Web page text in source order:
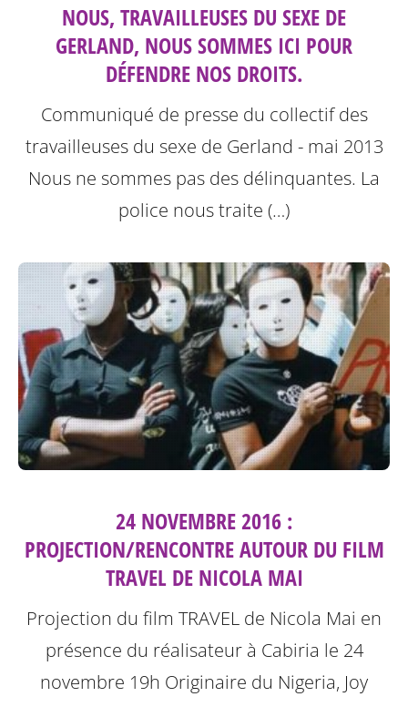
NOUS, TRAVAILLEUSES DU SEXE DE
GERLAND, NOUS SOMMES ICI POUR
DÉFENDRE NOS DROITS.
Communiqué de presse du collectif des
travailleuses du sexe de Gerland - mai 2013
Nous ne sommes pas des délinquantes. La
police nous traite (…)
24 NOVEMBRE 2016 :
PROJECTION/RENCONTRE AUTOUR DU FILM
TRAVEL DE NICOLA MAI
Projection du film TRAVEL de Nicola Mai en
présence du réalisateur à Cabiria le 24
novembre 19h Originaire du Nigeria, Joy